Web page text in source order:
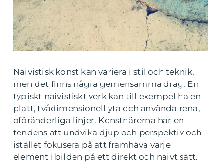
Naivistisk konst kan variera i stil och teknik,
men det finns några gemensamma drag. En
typiskt naivistiskt verk kan till exempel ha en
platt, tvådimensionell yta och använda rena,
oföränderliga linjer. Konstnärerna har en
tendens att undvika djup och perspektiv och
istället fokusera på att framhäva varje
element i bilden på ett direkt och naivt sätt.